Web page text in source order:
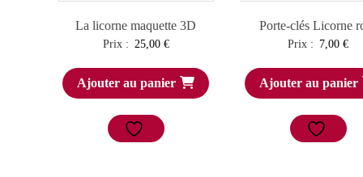
La licorne maquette 3D
Prix : 25,00 €
Ajouter au panier
Porte-clés Licorne
Prix : 7,00€
Ajouter au panier